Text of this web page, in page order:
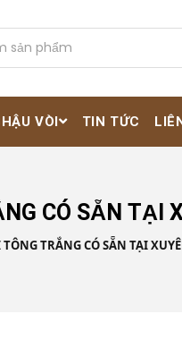
VÒI TIN TỨC
CÓ SẴN TẠI
TRẮNG CÓ SẴN TẠI